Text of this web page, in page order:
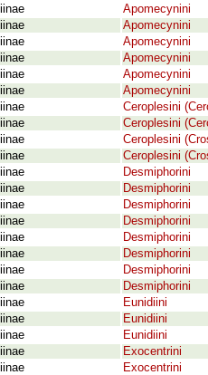
Apomecynini
Apomecynini
Apomecynini
Apomecynini
Apomecynini
Apomecynini
Ceroplesini
Ceroplesini
Ceroplesini
Ceroplesini
Desmiphorini
Desmiphorini
Desmiphorini
Desmiphorini
Desmiphorini
Desmiphorini
Desmiphorini
Desmiphorini
Eunidiini
Eunidiini
Eunidiini
Exocentrini
Exocentrini